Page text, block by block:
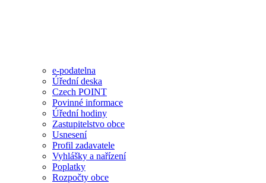
e-podatelna
Úřední deska
Czech POINT
Povinné informace
Úřední hodiny
Zastupitelstvo obce
Usnesení
Profil zadavatele
Vyhlášky a nařízení
Poplatky
Rozpočty obce